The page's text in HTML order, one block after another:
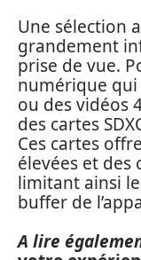
Une sélection
grandement
prise de vue.
numérique qui
ou des vidéos
des cartes
Ces cartes
élevées et des
limitant ainsi
buffer de
A lire